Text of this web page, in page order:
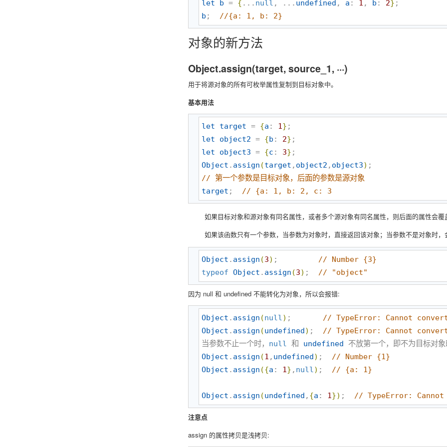
let b = { ... null , ... undefined , a : 1 , b : 2}
b ; //{a: 1, b: 2}
对象的新方法
Object.assign(target, source_1, ···)
用于将源对象的所有可枚举属性复制到目标对象中。
基本用法
let target = {a : 1}
let
object2 = {b : 2}
let
object3 = {c : 3}
Object . assign (target , object2 , object3)
// 第一个参数是目标对象，后面的参数是源对象
target ; // {a: 1, b: 2, c: 3
如果目标对象和源对象有同名属性，或者多个源对象有同名属性，则后面的属性会覆
如果该函数只有一个参数，当参数为对象时，直接返回该对象；当参数不是对象时，
Object . assign (3) ; // Number {3}
typeof Object . assign (3) ; // "object"
因为 null 和 undefined 不能转化为对象，所以会报错:
Object . assign (null) ; // TypeError: Cannot
Object . assign (undefined) ; // TypeError: Cannot
当参数不止一个时， null 和 undefined 不放第一个，即不为目标对
Object . assign (1 , undefined) ; // Number {1}
Object . assign ({a : 1} , null) ; // {a: 1}
Object . assign (undefined , {a : 1}) ; // TypeError:
注意点
assign 的属性拷贝是浅拷贝: